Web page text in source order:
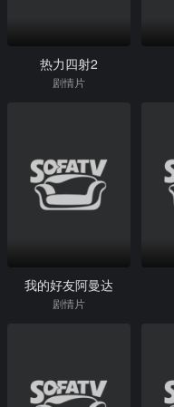
热力四射2
剧情片
我的好友阿曼达
剧情片